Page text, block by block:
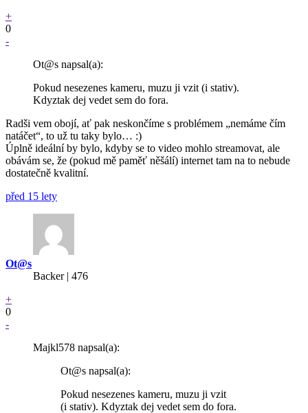
+
0
-
Ot@s napsal(a):
Pokud nesezenes kameru, muzu ji vzit (i stativ).
Kdyztak dej vedet sem do fora.
Radši vem obojí, ať pak neskončíme s problémem „nemáme čím
natáčet“, to už tu taky bylo… :)
Úplně ideální by bylo, kdyby se to video mohlo streamovat, ale
obávám se, že (pokud mě paměť něšálí) internet tam na to nebude
dostatečně kvalitní.
před 15 lety
Ot@s
Backer| 476
+
0
-
Majkl578 napsal(a):
Ot@s napsal(a):
Pokud nesezenes kameru, muzu ji vzit
(i stativ). Kdyztak dej vedet sem do fora.